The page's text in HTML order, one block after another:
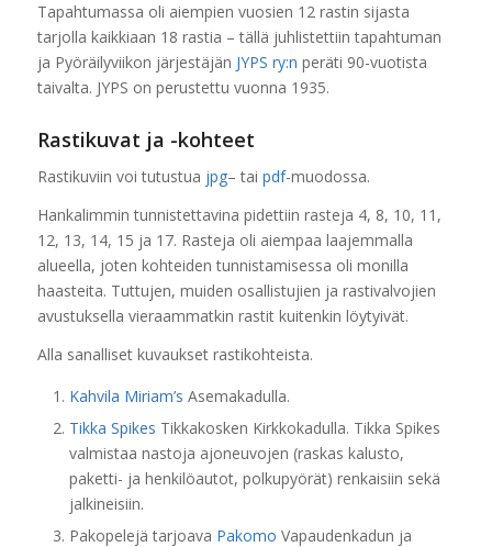
Tapahtumassa oli aiempien vuosien 12 rastin sijasta
tarjolla kaikkiaan 18 rastia – tällä juhlistettiin tapahtuman
ja Pyöräilyviikon järjestäjän JYPS ry:n peräti 90-vuotista
taivalta. JYPS on perustettu vuonna 1935.
Rastikuvat ja -kohteet
Rastikuviin voi tutustua jpg– tai pdf-muodossa.
Hankalimmin tunnistettavina pidettiin rasteja 4, 8, 10, 11,
12, 13, 14, 15 ja 17. Rasteja oli aiempaa laajemmalla
alueella, joten kohteiden tunnistamisessa oli monilla
haasteita. Tuttujen, muiden osallistujien ja rastivalvojien
avustuksella vieraammatkin rastit kuitenkin löytyivät.
Alla sanalliset kuvaukset rastikohteista.
Kahvila Miriam’s Asemakadulla.
Tikka Spikes Tikkakosken Kirkkokadulla. Tikka Spikes
valmistaa nastoja ajoneuvojen (raskas kalusto,
paketti- ja henkilöautot, polkupyörät) renkaisiin sekä
jalkineisiin.
Pakopelejä tarjoava Pakomo Vapaudenkadun ja